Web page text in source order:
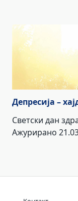
Депресија –
Светски дан
Ажурирано